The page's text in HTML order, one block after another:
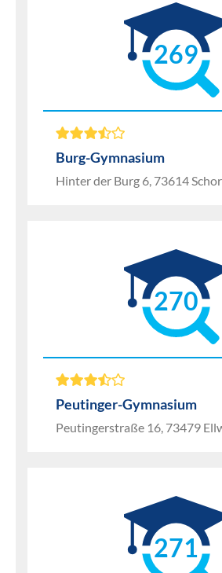
269
Burg-Gymnasium
Hinter der Burg 6, 73614
270
Peutinger-Gymnasium
Peutingerstraße 16, 73479
271